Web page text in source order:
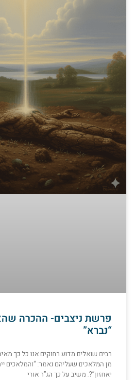
פרשת ניצבים- ההכרה
“נברא”
רבים שואלים מדוע רחוקים אנו כל כך
מן המלאכים שעליהם נאמר: “והמלאכים
יאחזון”?. משיב על כך הג”ר אורי